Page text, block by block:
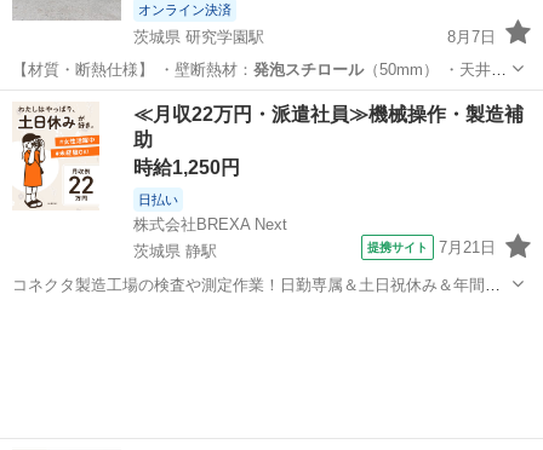
オンライン決済
茨城県 研究学園駅
8月7日
【材質・断熱仕様】 ・壁断熱材： 発泡スチロール（50mm） ・天井断
熱材：グラ…
茨城 つくば市 研究学園駅 その他 ユニットハウス
≪月収22万円・派遣社員≫機械操作・製造補
助
時給1,250円
日払い
株式会社BREXA Next
茨城県 静駅
提携サイト 7月21日
コネクタ製造工場の検査や測定作業！日勤専属＆土日祝休み＆年間休